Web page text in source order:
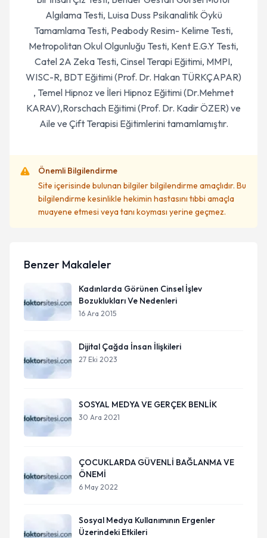
Algılama Testi, Luisa Duss Psikanalitik Öykü
Tamamlama Testi, Peabody Resim- Kelime Testi,
Metropolitan Okul Olgunluğu Testi, Kent E.G.Y Testi,
Catel 2A Zeka Testi, Cinsel Terapi Eğitimi, MMPI,
WISC-R, BDT Eğitimi (Prof. Dr. Hakan TÜRKÇAPAR)
, Temel Hipnoz ve İleri Hipnoz Eğitimi (Dr.Mehmet
KARAV),Rorschach Eğitimi (Prof. Dr. Kadir ÖZER) ve
Aile ve Çift Terapisi Eğitimlerini tamamlamıştır.
Önemli Bilgilendirme
Site içerisinde bulunan bilgiler bilgilendirme amaçlıdır. Bu
bilgilendirme kesinlikle hekimin hastasını tıbbi amaçla
muayene etmesi veya tanı koyması yerine geçmez.
Benzer Makaleler
Kadınlarda Görünen Cinsel İşlev
Bozuklukları Ve Nedenleri
16 Ara 2015
Dijital Çağda İnsan İlişkileri
27 Eki 2023
SOSYAL MEDYA VE GERÇEK BENLİK
30 Ara 2021
ÇOCUKLARDA GÜVENLİ BAĞLANMA VE
ÖNEMİ
6 May 2022
Sosyal Medya Kullanımının Ergenler
Üzerindeki Etkileri